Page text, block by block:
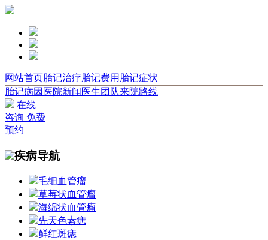
网站首页胎记治疗胎记费用 胎记症状
胎记病因 医院新闻 医生团队来院路线
在线
咨询 免费
预约
疾病导航
毛细血管瘤
草莓状血管瘤
海绵状血管瘤
先天色素痣
鲜红斑痣